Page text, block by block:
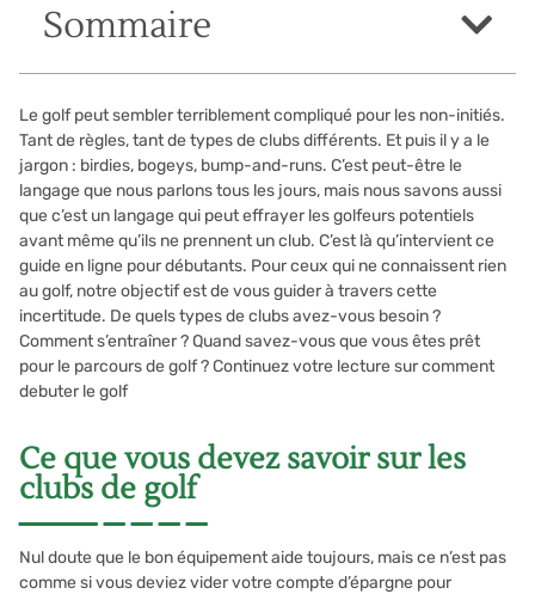
Sommaire
Le golf peut sembler terriblement compliqué pour les non-initiés.
Tant de règles, tant de types de clubs différents. Et puis il y a le
jargon : birdies, bogeys, bump-and-runs. C’est peut-être le
langage que nous parlons tous les jours, mais nous savons aussi
que c’est un langage qui peut effrayer les golfeurs potentiels
avant même qu’ils ne prennent un club. C’est là qu’intervient ce
guide en ligne pour débutants. Pour ceux qui ne connaissent rien
au golf, notre objectif est de vous guider à travers cette
incertitude. De quels types de clubs avez-vous besoin ?
Comment s’entraîner ? Quand savez-vous que vous êtes prêt
pour le parcours de golf ? Continuez votre lecture sur comment
debuter le golf
Ce que vous devez savoir sur les
clubs de golf
Nul doute que le bon équipement aide toujours, mais ce n’est pas
comme si vous deviez vider votre compte d’épargne pour